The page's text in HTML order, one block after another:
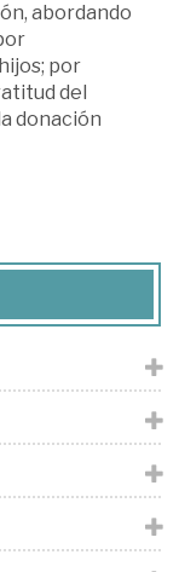
abordando
por
del
donación